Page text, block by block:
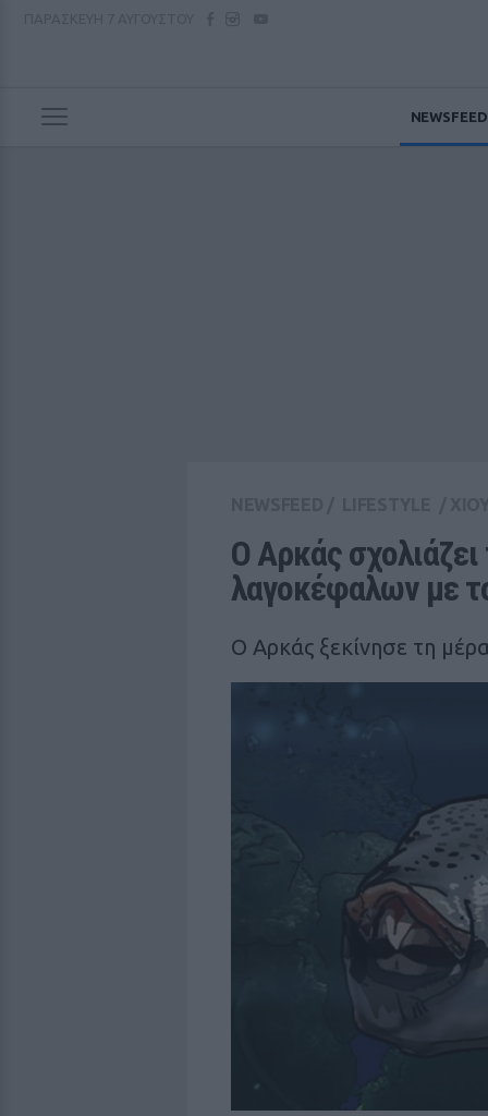
NEWSFEED
Ο Αρκάς
λαγοκέφαλων με
Ο Αρκάς ξεκίνησε τη